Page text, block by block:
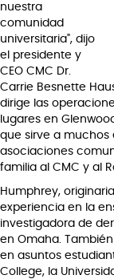
nuestra
comunidad
universitaria", dijo
el presidente y
CEO CMC Dr.
Carrie Besnette
dirige las
lugares en
que sirve a muchos
asociaciones
familia al CMC y al
Humphrey,
experiencia en la
investigadora de
en Omaha.
en asuntos
College, la